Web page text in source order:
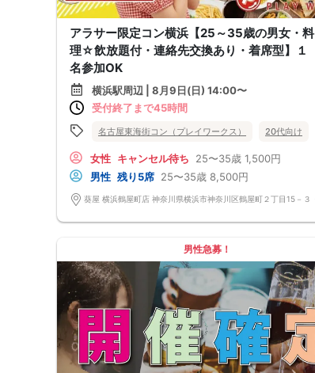
アラサー限定コン横浜【25～35歳の男女・料
理☆飲放題付・連絡先交換あり・着席型】１
名参加OK
横浜駅周辺 | 8月9日(日) 14:00〜
受付終了まで45時間
名古屋東海街コン（プレイワークス） 20代向け
女性 キャンセル待ち 25〜35歳 1,500円
男性 残り5席 25〜35歳 8,500円
男性急募！